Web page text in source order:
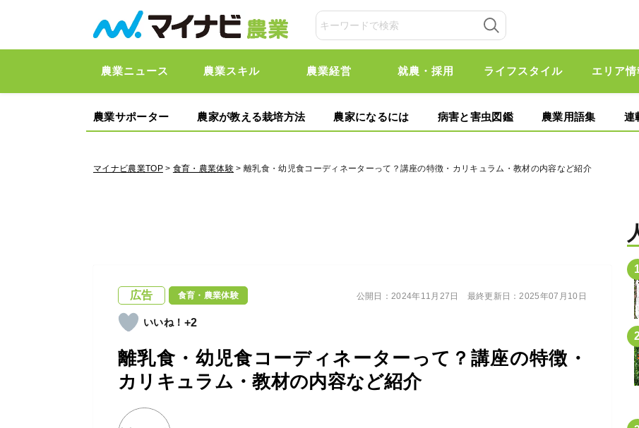
農業ニュース 農業スキル 農業経営 就農・採用 ライフスタイル エリア情
農業サポーター 農家が教える栽培方法 農家になるには 病害と害虫図鑑 農業用語集 連
マイナビ農業TOP> 食育・農業体験 > 離乳食・幼児食コーディネーターって？講座の特徴・カリキュラム・教材の内容など紹介
広告 食育・農業体験
+2
離乳食・幼児食コーディネーターって？講座の特徴・
カリキュラム・教材の内容など紹介
公開日：2024年11月27日 最終更新日：2025年07月10日